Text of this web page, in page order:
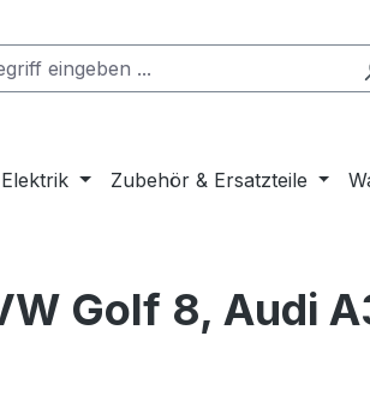
Zubehör & Ersatzteile
Golf 8, Audi